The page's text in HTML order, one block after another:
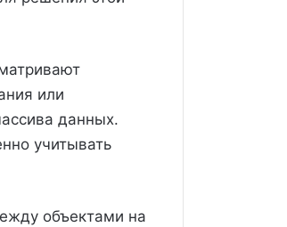
или
данных.
учитывать
объектами на